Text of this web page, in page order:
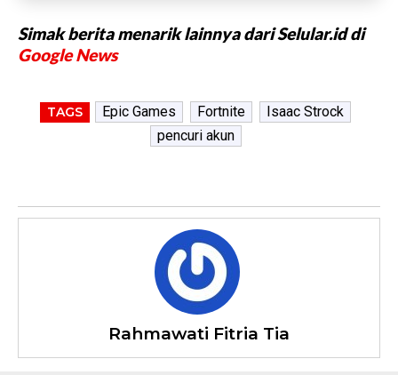
Simak berita menarik lainnya dari Selular.id di
Google News
TAGS Epic Games Fortnite
Isaac Strock
pencuri akun
Rahmawati Fitria Tia